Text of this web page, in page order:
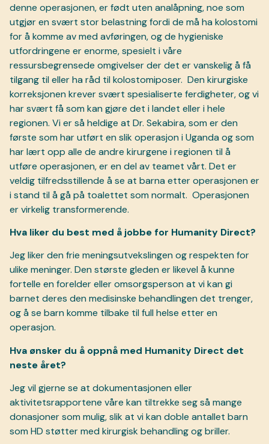
denne operasjonen, er født uten analåpning, noe som
utgjør en svært stor belastning fordi de må ha kolostomi
for å komme av med avføringen, og de hygieniske
utfordringene er enorme, spesielt i våre
ressursbegrensede omgivelser der det er vanskelig å få
tilgang til eller ha råd til kolostomiposer. Den kirurgiske
korreksjonen krever svært spesialiserte ferdigheter, og vi
har svært få som kan gjøre det i landet eller i hele
regionen. Vi er så heldige at Dr. Sekabira, som er den
første som har utført en slik operasjon i Uganda og som
har lært opp alle de andre kirurgene i regionen til å
utføre operasjonen, er en del av teamet vårt. Det er
veldig tilfredsstillende å se at barna etter operasjonen er
i stand til å gå på toalettet som normalt. Operasjonen
er virkelig transformerende.
Hva liker du best med å jobbe for Humanity Direct?
Jeg liker den frie meningsutvekslingen og respekten for
ulike meninger. Den største gleden er likevel å kunne
fortelle en forelder eller omsorgsperson at vi kan gi
barnet deres den medisinske behandlingen det trenger,
og å se barn komme tilbake til full helse etter en
operasjon.
Hva ønsker du å oppnå med Humanity Direct det
neste året?
Jeg vil gjerne se at dokumentasjonen eller
aktivitetsrapportene våre kan tiltrekke seg så mange
donasjoner som mulig, slik at vi kan doble antallet barn
som HD støtter med kirurgisk behandling og briller.